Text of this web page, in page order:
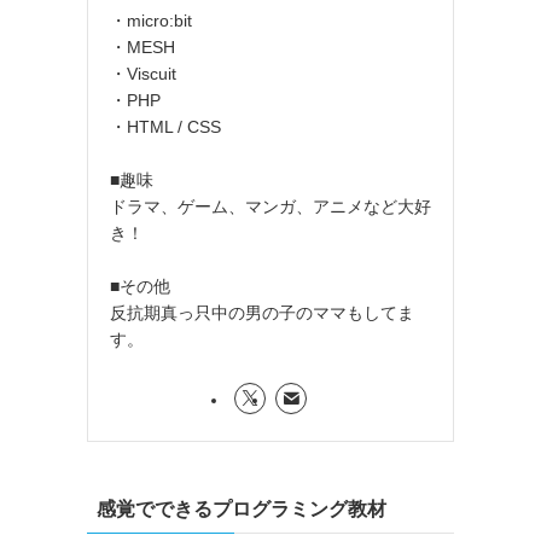
・micro:bit
・MESH
・Viscuit
・PHP
・HTML / CSS
■趣味
ドラマ、ゲーム、マンガ、アニメなど大好
き！
■その他
反抗期真っ只中の男の子のママもしてま
す。
感覚でできるプログラミング教材